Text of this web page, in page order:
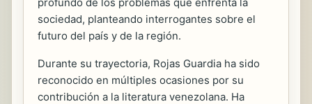
sociedad, planteando interrogantes sobre el
futuro del país y de la región.
Durante su trayectoria, Rojas Guardia ha sido
reconocido en múltiples ocasiones por su
contribución a la literatura venezolana. Ha